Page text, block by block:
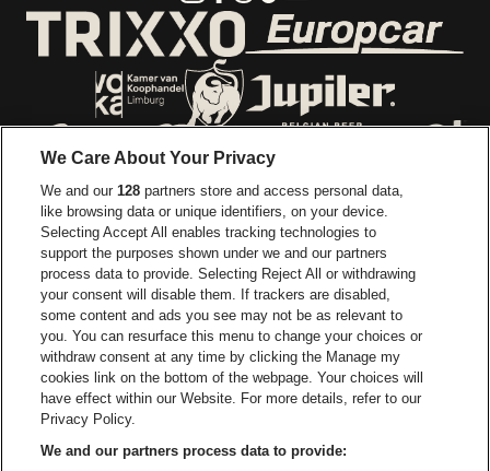
Visitez le site de Trixxo
Visitez le site de Voka Limburg
Visitez le site de Coca-Cola
Visitez le site de Red Bull
Visitez le
Visitez le site de Champagne Pommery
Visitez le site de Le
Visitez le site de Le logo Lillet en
Visitez le site
Visitez le site de Holiday Inn
Visitez le site
Trixxo Arena fait partie debe•at
Trixxo Arena
Gouverneur Verwilghensingel 70, 3500 Hasselt
Be-At Venues
We Care About Your Privacy
We and our128 partners store and access personal data,
like browsing data or unique identifiers, on your device.
Selecting Accept All enables tracking technologies to
support the purposes shown under we and our partners
process data to provide. Selecting Reject All or withdrawing
your consent will disable them. If trackers are disabled,
some content and ads you see may not be as relevant to
you. You can resurface this menu to change your choices or
withdraw consent at any time by clicking the Manage my
cookies link on the bottom of the webpage. Your choices will
have effect within our Website. For more details, refer to our
Privacy Policy.
We and our partners process data to provide: